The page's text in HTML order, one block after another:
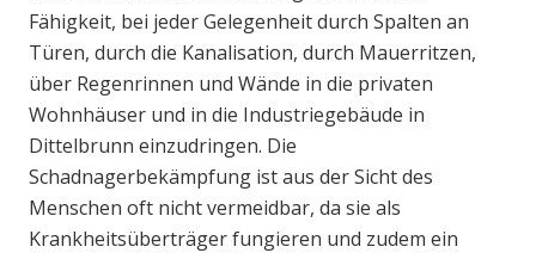
Fähigkeit, bei jeder Gelegenheit durch Spalten an
Türen, durch die Kanalisation, durch Mauerritzen,
über Regenrinnen und Wände in die privaten
Wohnhäuser und in die Industriegebäude in
Dittelbrunn einzudringen. Die
Schadnagerbekämpfung ist aus der Sicht des
Menschen oft nicht vermeidbar, da sie als
Krankheitsüberträger fungieren und zudem ein